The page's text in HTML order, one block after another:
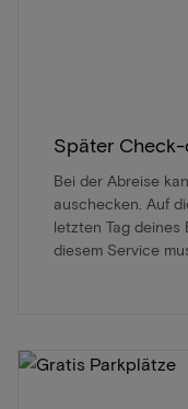
Später
Bei der Abreise
auschecken. Auf
letzten Tag deines
diesem Service